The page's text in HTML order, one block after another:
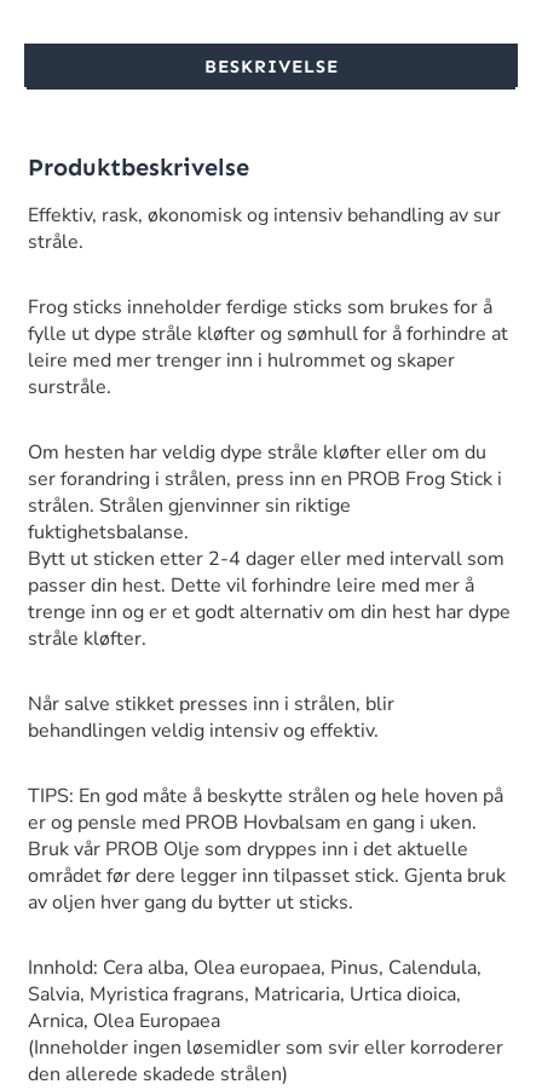
BESKRIVELSE
Produktbeskrivelse
Effektiv, rask, økonomisk og intensiv behandling av sur
stråle.
Frog sticks inneholder ferdige sticks som brukes for å
fylle ut dype stråle kløfter og sømhull for å forhindre at
leire med mer trenger inn i hulrommet og skaper
surstråle.
Om hesten har veldig dype stråle kløfter eller om du
ser forandring i strålen, press inn en PROB Frog Stick i
strålen. Strålen gjenvinner sin riktige
fuktighetsbalanse.
Bytt ut sticken etter 2-4 dager eller med intervall som
passer din hest. Dette vil forhindre leire med mer å
trenge inn og er et godt alternativ om din hest har dype
stråle kløfter.
Når salve stikket presses inn i strålen, blir
behandlingen veldig intensiv og effektiv.
TIPS: En god måte å beskytte strålen og hele hoven på
er og pensle med PROB Hovbalsam en gang i uken.
Bruk vår PROB Olje som dryppes inn i det aktuelle
området før dere legger inn tilpasset stick. Gjenta bruk
av oljen hver gang du bytter ut sticks.
Innhold: Cera alba, Olea europaea, Pinus, Calendula,
Salvia, Myristica fragrans, Matricaria, Urtica dioica,
Arnica, Olea Europaea
(Inneholder ingen løsemidler som svir eller korroderer
den allerede skadede strålen)